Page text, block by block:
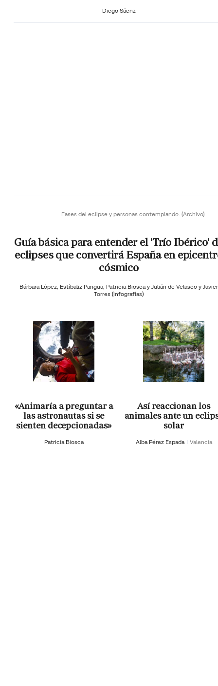
Diego Sáenz
Fases del eclipse y personas contemplando. (Archivo)
Guía básica para entender el 'Trío Ibérico'
eclipses que convertirá España en
cósmico
Bárbara López, Estíbaliz Pangua, Patricia Biosca y Julián de Velasco y Javier
Torres (infografías)
«Animaría a preguntar a
las astronautas si se
sienten decepcionadas»
Patricia Biosca
Así reaccionan los
animales ante un
solar
Alba Pérez Espada Valencia